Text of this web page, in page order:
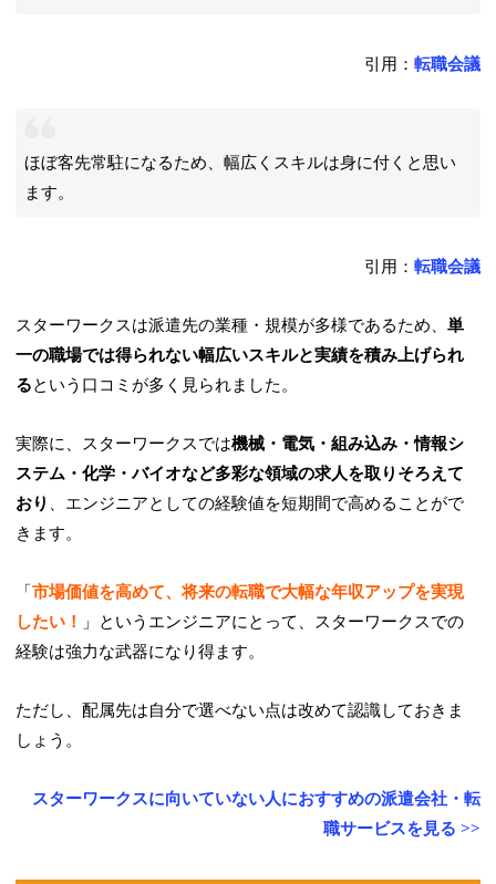
引用： 転職会議
ほぼ客先常駐になるため、幅広くスキルは身に付くと思い
ます。
引用： 転職会議
スターワークスは派遣先の業種・規模が多様であるため、単
一の職場では得られない幅広いスキルと実績を積み上げられ
るという口コミが多く見られました。
実際に、スターワークスでは機械・電気・組み込み・情報シ
ステム・化学・バイオなど多彩な領域の求人を取りそろえて
おり
、エンジニアとしての経験値を短期間で高めることがで
きます。
「市場価値を高めて、将来の転職で大幅な年収アップを実現
したい！
」というエンジニアにとって、スターワークスでの
経験は強力な武器になり得ます。
ただし、配属先は自分で選べない点は改めて認識しておきま
しょう。
スターワークスに向いていない人におすすめの派遣会社・転
職サービスを見る >>